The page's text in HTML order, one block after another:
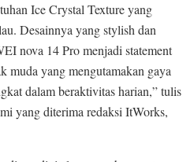
Ice Crystal Texture yang
Desainnya yang stylish dan
nova 14 Pro menjadi statement
muda yang mengutamakan gaya
dalam beraktivitas harian,” tulis
yang diterima redaksi ItWorks,